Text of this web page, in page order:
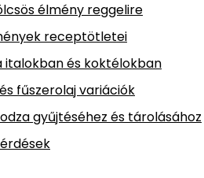
élmény reggelire
receptötletei
italokban és koktélokban
fűszerolaj variációk
gyűjtéséhez és tárolásához